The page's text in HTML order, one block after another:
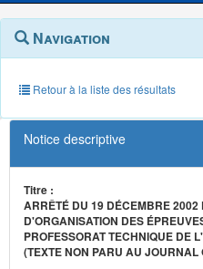
Navigation
outils
annexes
Menu
contextuel
Navigation
Retour à la liste des résultats
Notice descriptive
Titre :
ARRÊTÉ DU 19 DÉCEMBRE 2002
D'ORGANISATION DES
PROFESSORAT TECHNIQUE DE
(TEXTE NON PARU AU JOURNAL